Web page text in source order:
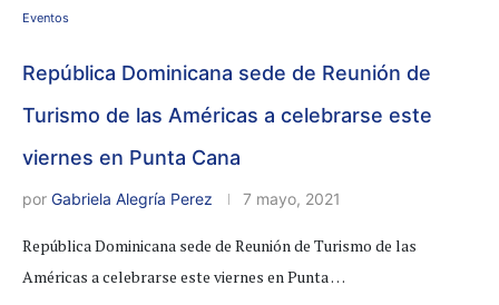
Eventos
República Dominicana sede de Reunión de
Turismo de las Américas a celebrarse este
viernes en Punta Cana
por Gabriela Alegría Perez 7 mayo, 2021
República Dominicana sede de Reunión de Turismo de las
Américas a celebrarse este viernes en Punta …